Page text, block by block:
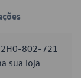
2H0-802-721
sua loja